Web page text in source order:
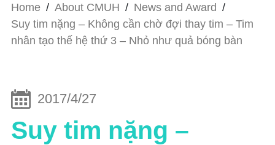
Home / About CMUH / News and Award /
Suy tim nặng – Không cần chờ đợi thay tim – Tim
nhân tạo thế hệ thứ 3 – Nhỏ như quả bóng bàn
2017/4/27
Suy tim nặng –